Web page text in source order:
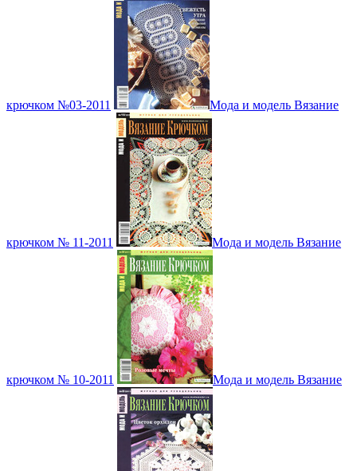
крючком №03-2011 Мода и модель Вязание
крючком № 11-2011 Мода и модель Вязание
крючком № 10-2011 Мода и модель Вязание